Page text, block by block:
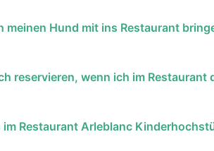
meinen Hund mit ins Restaurant
reservieren, wenn ich im Restaurant
im Restaurant Arleblanc